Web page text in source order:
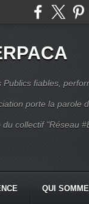
fiables,
porte la parole
collectif "Réseau
QUI